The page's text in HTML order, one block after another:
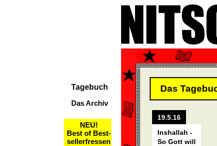
Tagebuch
Das Archiv
NEU!
Best of Best-
sellerfressen
Das
19.5.16
Inshallah -
So Gott will